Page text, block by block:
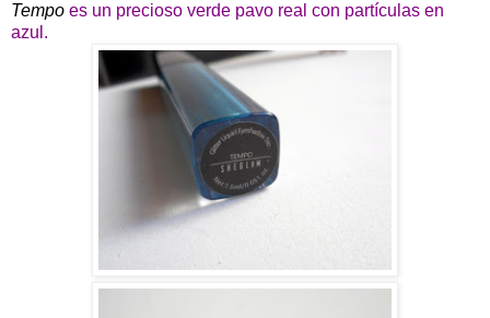
Tempo es un precioso verde pavo real con partículas en
azul.